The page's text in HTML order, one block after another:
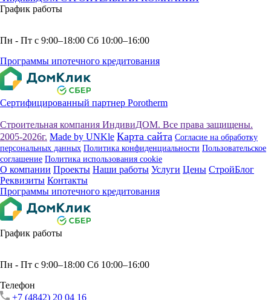
График работы
Пн - Пт с 9:00–18:00 Сб 10:00–16:00
Программы ипотечного кредитования
Сертифицированный партнер Porotherm
Строительная компания ИндивиДОМ. Все права защищены.
2005-2026г. Made by UNKle Карта сайта Согласие на обработку
персональных данных Политика конфиденциальности Пользовательское
соглашение Политика использования сookie
О компании Проекты Наши работы Услуги Цены СтройБлог
Реквизиты Контакты
Программы ипотечного кредитования
График работы
Пн - Пт с 9:00–18:00 Сб 10:00–16:00
Телефон
+7 (4842) 20 04 16